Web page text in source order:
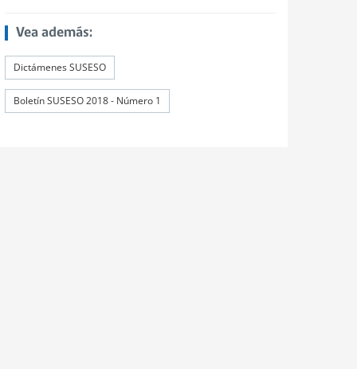
Vea además:
Dictámenes SUSESO
Boletín SUSESO 2018 - Número 1